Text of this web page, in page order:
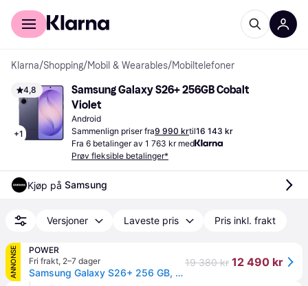
For kunder
Klarna/Shopping/Mobil & Wearables/Mobiltelefoner
4,8
+1
Samsung Galaxy S26+ 256GB Cobalt
Violet
Android
Sammenlign priser fra9 990 krtil16 143 kr
Fra 6 betalinger av 1 763 kr med
Prøv fleksible betalinger*
Kjøp på Samsung
Versjoner Laveste pris Pris inkl. frakt
ANNONSE
POWER
Fri frakt, 2–7 dager
Samsung Galaxy S26+ 256 GB, Cobalt Violet
19 380 kr 12 490 kr